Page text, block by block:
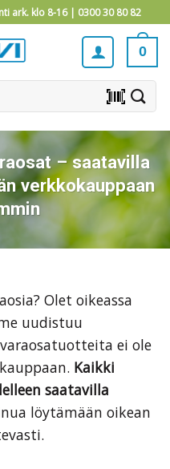
ark. klo 8-16 | 0300 30 80 82
0
barcode_scanner
– saatavilla
verkkokauppaan
Olet oikeassa
uudistuu
ei ole
Kaikki
saatavilla
löytämään oikean